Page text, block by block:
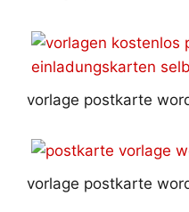
vorlage postkarte
vorlage postkarte